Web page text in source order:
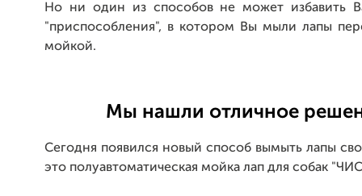
Но ни один из способов не может избавить
"приспособления", в котором Вы мыли лапы
мойкой.
Мы нашли отличное
Сегодня появился новый способ вымыть лапы
это полуавтоматическая мойка лап для собак